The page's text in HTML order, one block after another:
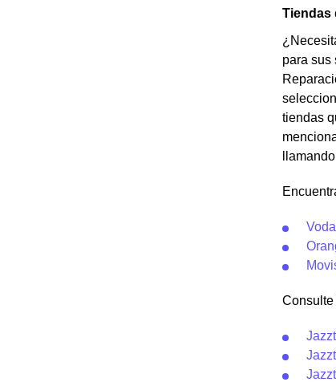
Tiendas
para sus
tiendas
Consulte